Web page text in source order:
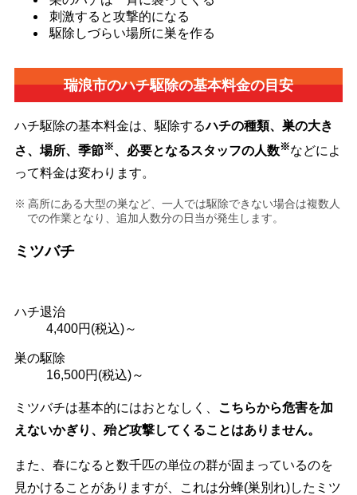
刺激すると攻撃的になる
駆除しづらい場所に巣を作る
瑞浪市のハチ駆除の基本料金の目安
ハチ駆除の基本料金は、駆除するハチの種類、巣の大き
さ、場所、季節※、必要となるスタッフの人数※などによ
って料金は変わります。
高所にある大型の巣など、一人では駆除できない場合は複数人
での作業となり、追加人数分の日当が発生します。
ミツバチ
ハチ退治
4,400円(税込)～
巣の駆除
16,500円(税込)～
ミツバチは基本的にはおとなしく、 こちらから危害を加
えないかぎり、殆ど攻撃してくることはありません。
また、春になると数千匹の単位の群が固まっているのを
見かけることがありますが、これは分蜂(巣別れ)したミツ